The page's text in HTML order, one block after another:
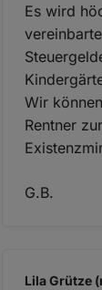
Es wird
Wir
Rentner
G.B.
Lila Grütze